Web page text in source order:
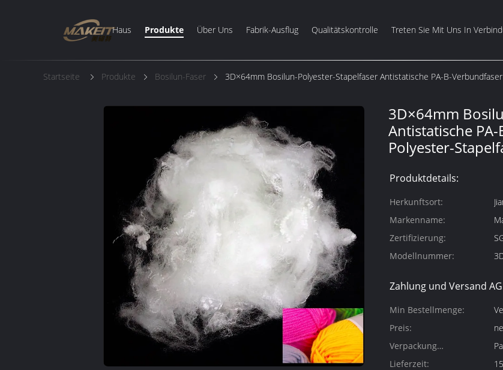
Haus Produkte Über Uns Fabrik-Ausflug Qualitätskontrolle Treten Sie Mit Uns In
Startseite Produkte Bosilun-Faser 3D×64mm Bosilun-Polyester-Stapelfaser Antistatische PA-B-
3D×64mm
Antistatische
Polyester-
Produktdetails:
Herkunftsort:
Markenname:
Zertifizierung:
Modellnummer:
Zahlung und Versand
Min Bestellmenge:
Preis:
Verpackung
Informationen:
Lieferzeit: